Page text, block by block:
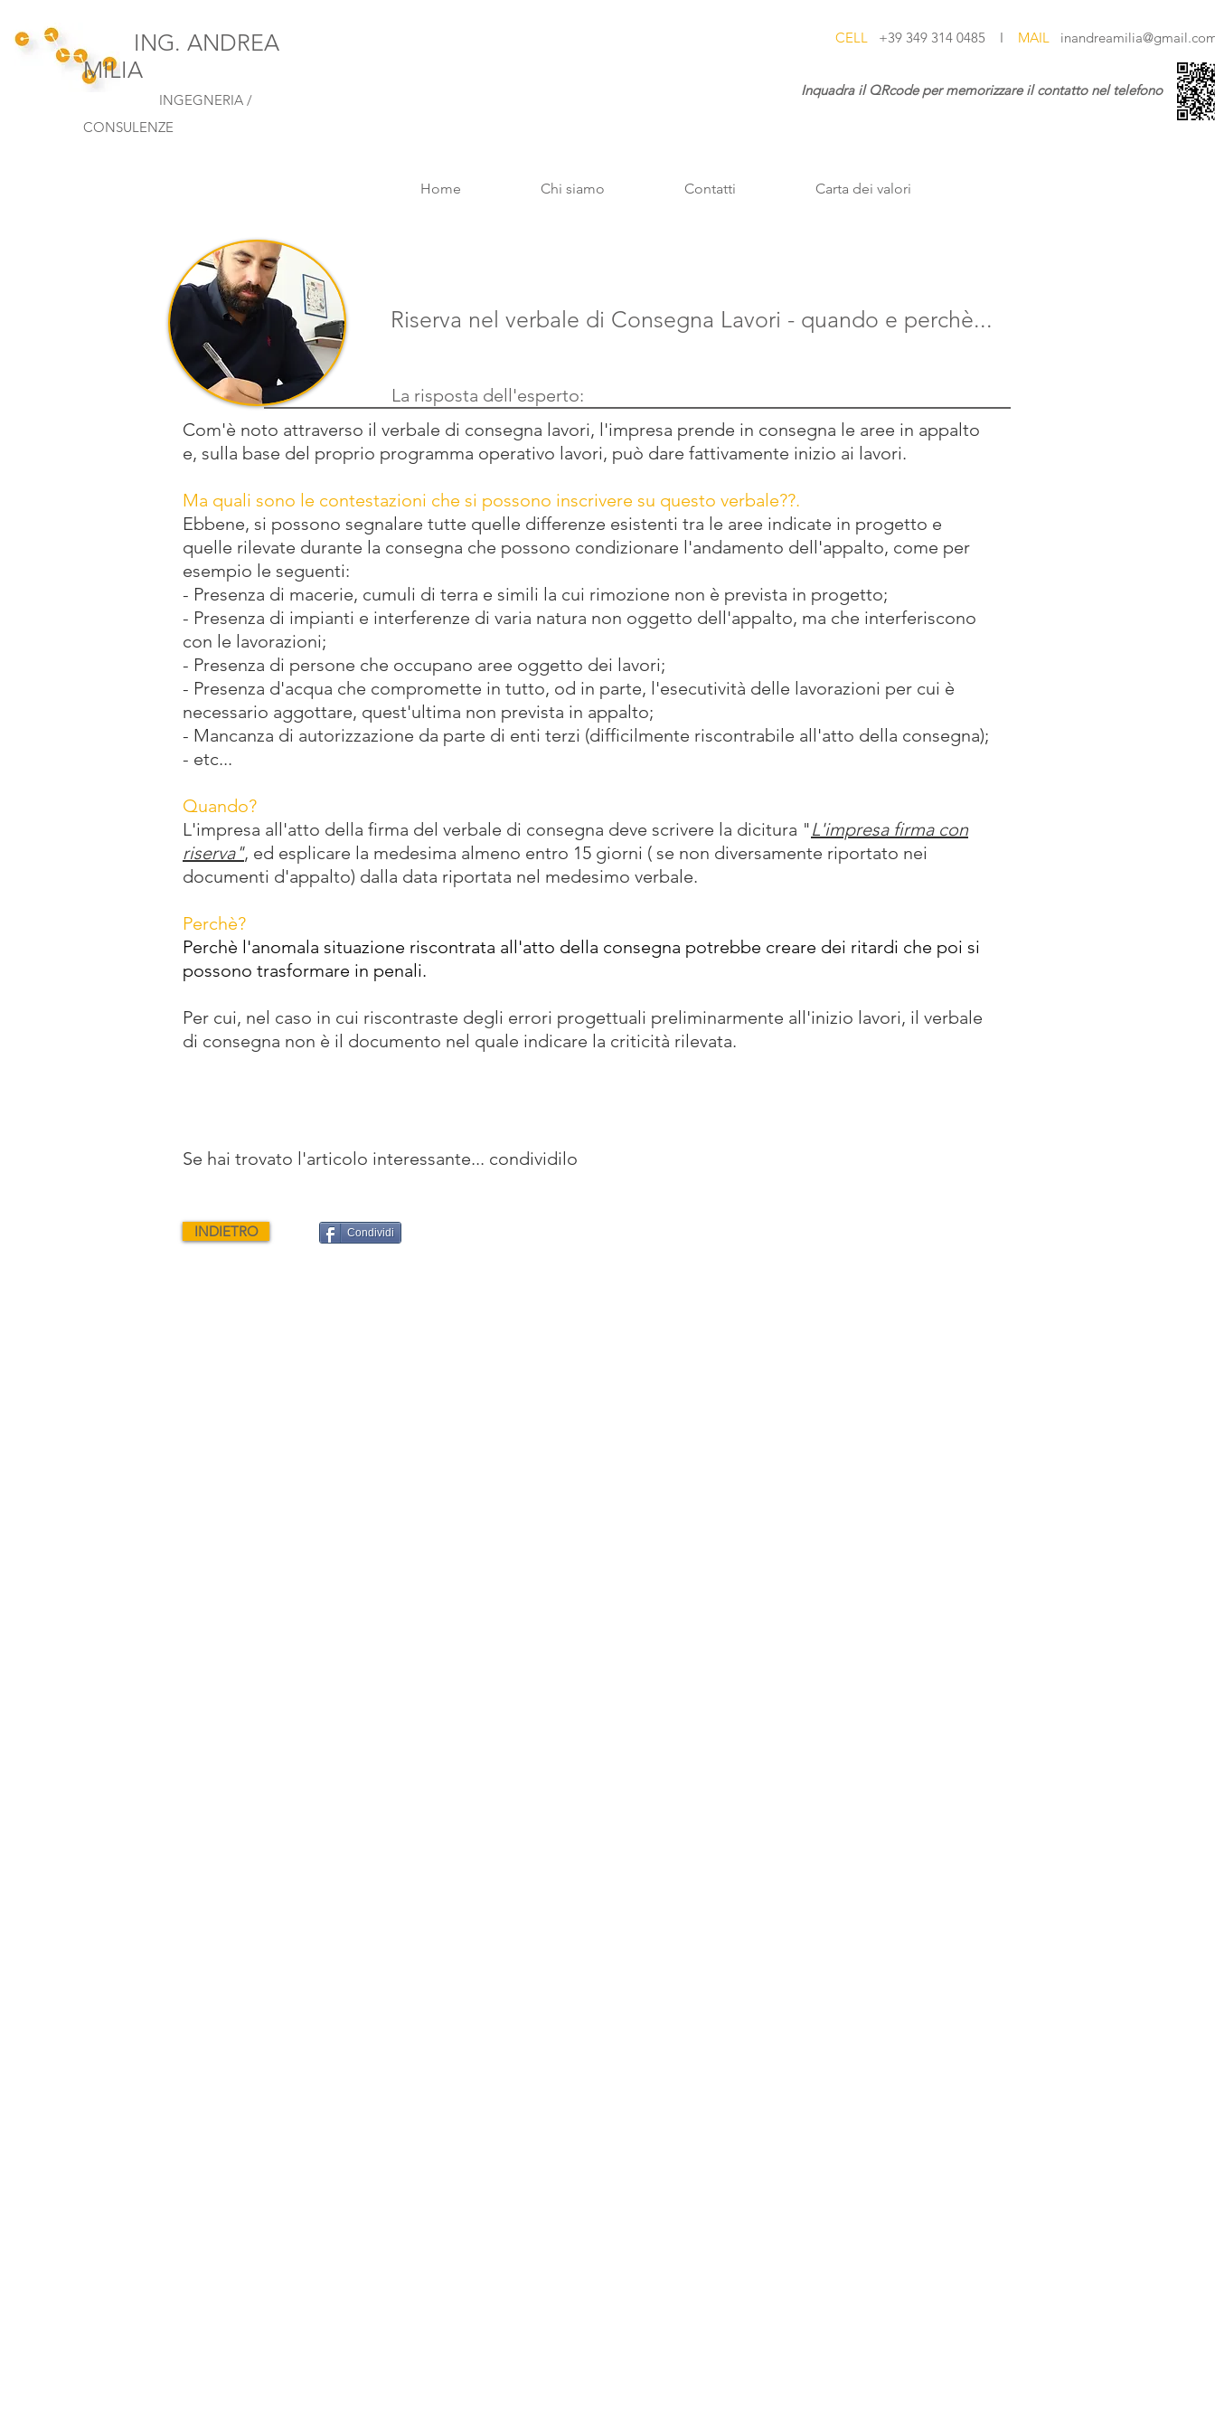
ING. ANDREA
MILIA
INGEGNERIA /
CONSULENZE
CELL +39 349 314 0485 I MAIL
Inquadra il QRcode per memorizzare il contatto nel telefono
Home Chi siamo Contatti Carta dei valori
Riserva nel verbale di Consegna Lavori - quando e perchè...
La risposta dell'esperto:
Com'è noto attraverso il verbale di consegna lavori, l'impresa prende in consegna le aree in appalto
e, sulla base del proprio programma operativo lavori, può dare fattivamente inizio ai lavori.
Ma quali sono le contestazioni che si possono inscrivere su questo verbale??.
Ebbene, si possono segnalare tutte quelle differenze esistenti tra le aree indicate in progetto e
quelle rilevate durante la consegna che possono condizionare l'andamento dell'appalto, come per
esempio le seguenti:
- Presenza di macerie, cumuli di terra e simili la cui rimozione non è prevista in progetto;
- Presenza di impianti e interferenze di varia natura non oggetto dell'appalto, ma che interferiscono
con le lavorazioni;
- Presenza di persone che occupano aree oggetto dei lavori;
- Presenza d'acqua che compromette in tutto, od in parte, l'esecutività delle lavorazioni per cui è
necessario aggottare, quest'ultima non prevista in appalto;
- Mancanza di autorizzazione da parte di enti terzi (difficilmente riscontrabile all'atto della consegna);
- etc...
Quando?
L'impresa all'atto della firma del verbale di consegna deve scrivere la dicitura "L'impresa firma con
riserva", ed esplicare la medesima almeno entro 15 giorni ( se non diversamente riportato nei
documenti d'appalto) dalla data riportata nel medesimo verbale.
Perchè?
Perchè l'anomala situazione riscontrata all'atto della consegna potrebbe creare dei ritardi che poi si
possono trasformare in penali.
Per cui, nel caso in cui riscontraste degli errori progettuali preliminarmente all'inizio lavori, il verbale
di consegna non è il documento nel quale indicare la criticità rilevata.
Se hai trovato l'articolo interessante... condividilo
INDIETRO Condividi